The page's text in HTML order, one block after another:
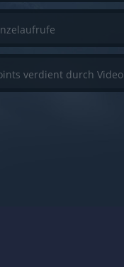
verdient durch Video